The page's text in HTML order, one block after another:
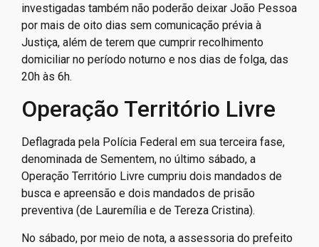
investigadas também não poderão deixar João Pessoa
por mais de oito dias sem comunicação prévia à
Justiça, além de terem que cumprir recolhimento
domiciliar no período noturno e nos dias de folga, das
20h às 6h.
Operação Território Livre
Deflagrada pela Polícia Federal em sua terceira fase,
denominada de Sementem, no último sábado, a
Operação Território Livre cumpriu dois mandados de
busca e apreensão e dois mandados de prisão
preventiva (de Lauremília e de Tereza Cristina).
No sábado, por meio de nota, a assessoria do prefeito